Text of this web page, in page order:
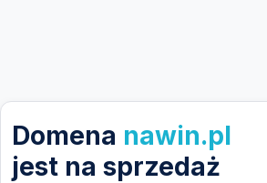
Domena nawin.pl
jest na sprzedaż